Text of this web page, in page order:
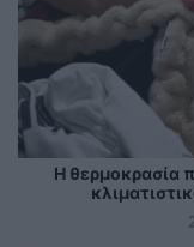
Η θερμοκρασία